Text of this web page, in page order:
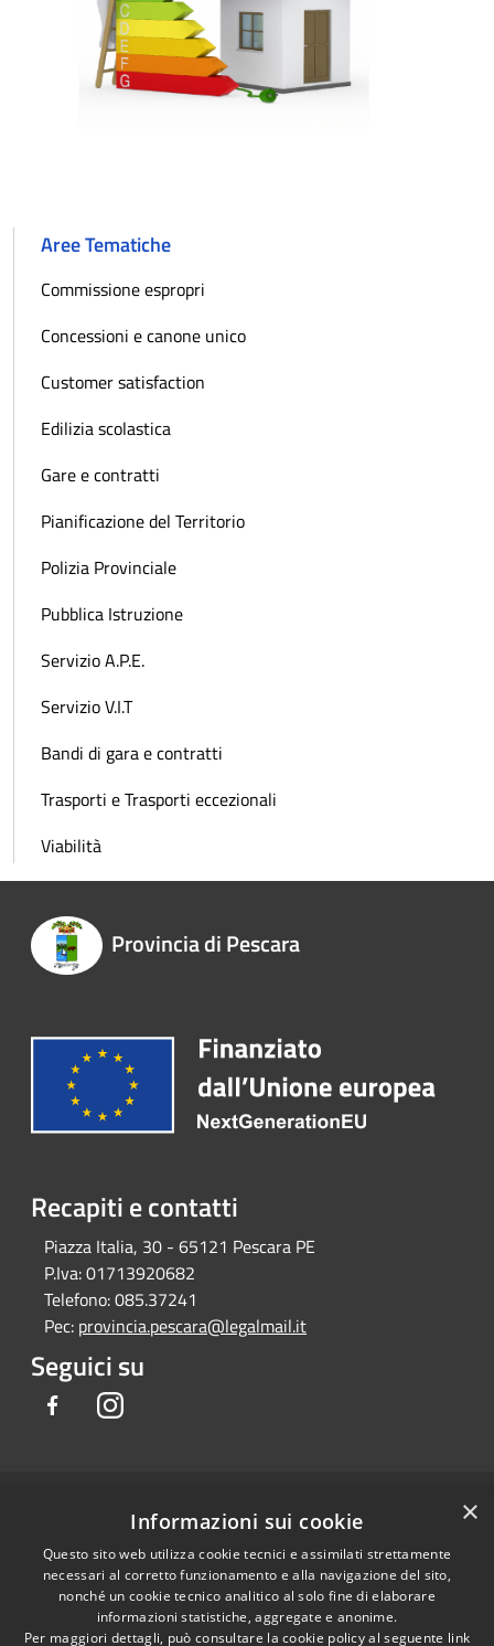
Aree Tematiche
Commissione espropri
Concessioni e canone unico
Customer satisfaction
Edilizia scolastica
Gare e contratti
Pianificazione del Territorio
Polizia Provinciale
Pubblica Istruzione
Servizio A.P.E.
Servizio V.I.T
Bandi di gara e contratti
Trasporti e Trasporti eccezionali
Viabilità
Provincia di Pescara
Recapiti e contatti
Piazza Italia, 30 - 65121 Pescara PE
P.Iva:01713920682
Telefono:085.37241
Pec: provincia.pescara@legalmail.it
Seguici su
FacebookInstagram
Privacy
Cookie
Mappa del sito
Copyright © 2026 • Provincia di
Municipium•Accesso
redazione
×
Informazioni sui cookie
Questo sito web utilizza cookie tecnici e assimilati strettamente
necessari al corretto funzionamento e alla navigazione del sito,
nonché un cookie tecnico analitico al solo fine di elaborare
informazioni statistiche, aggregate e anonime.
Per maggiori dettagli, può consultare la cookie policy al seguente link